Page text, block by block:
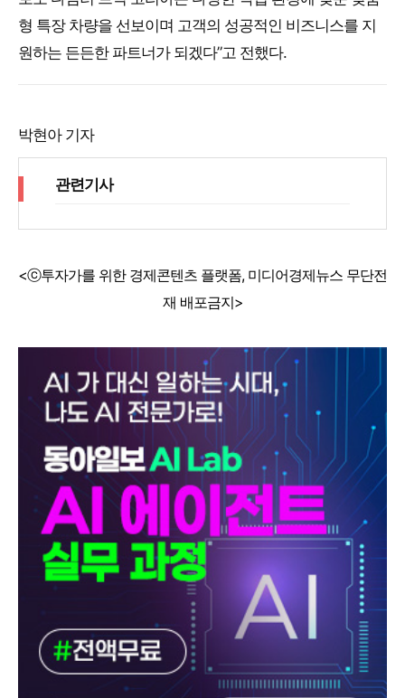
형 특장 차량을 선보이며 고객의 성공적인 비즈니스를 지
원하는 든든한 파트너가 되겠다”고 전했다.
박현아 기자
관련기사
<ⓒ투자가를 위한 경제콘텐츠 플랫폼, 미디어경제뉴스 무단전
재 배포금지>